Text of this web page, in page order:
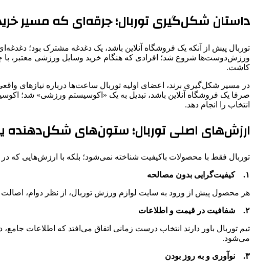
داستان شکل‌گیری توربال؛ جرقه‌ای که مسیر
توربال پیش از آنکه یک فروشگاه آنلاین باشد، یک دغدغه مشترک بود؛
ورزش‌دوست‌ها شروع شد؛ افرادی که هنگام خرید وسایل ورزشی معتبر، با
کاشت.
در مسیر شکل‌گیری برند، اعضای اولیه توربال ساعت‌ها درباره نیازهای
صرفا یک فروشگاه آنلاین باشد، تبدیل به یک «اکوسیستم ورزشی» شد؛
انتخاب را انجام دهد.
ارزش‌های اصلی توربال؛ ستون‌های شکل‌دهنده
توربال فقط با محصولات باکیفیت شناخته نمی‌شود؛ بلکه با ارزش‌هایی که
۱. کیفیت‌گرایی بدون مصالحه
هر محصول پیش از ورود به سایت لوازم ورزش توربال، از نظر دوام،
۲. شفافیت در قیمت و اطلاعات
تیم توربال باور دارند انتخاب درست زمانی اتفاق می‌افتد که اطلاعات
می‌شود.
۳. نوآوری و به‌ روز بودن